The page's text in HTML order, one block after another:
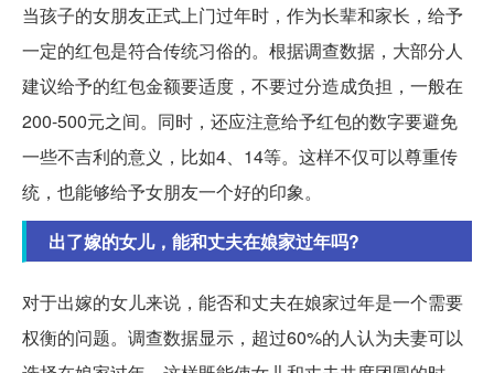
当孩子的女朋友正式上门过年时，作为长辈和家长，给予
一定的红包是符合传统习俗的。根据调查数据，大部分人
建议给予的红包金额要适度，不要过分造成负担，一般在
200-500元之间。同时，还应注意给予红包的数字要避免
一些不吉利的意义，比如4、14等。这样不仅可以尊重传
统，也能够给予女朋友一个好的印象。
出了嫁的女儿，能和丈夫在娘家过年吗?
对于出嫁的女儿来说，能否和丈夫在娘家过年是一个需要
权衡的问题。调查数据显示，超过60%的人认为夫妻可以